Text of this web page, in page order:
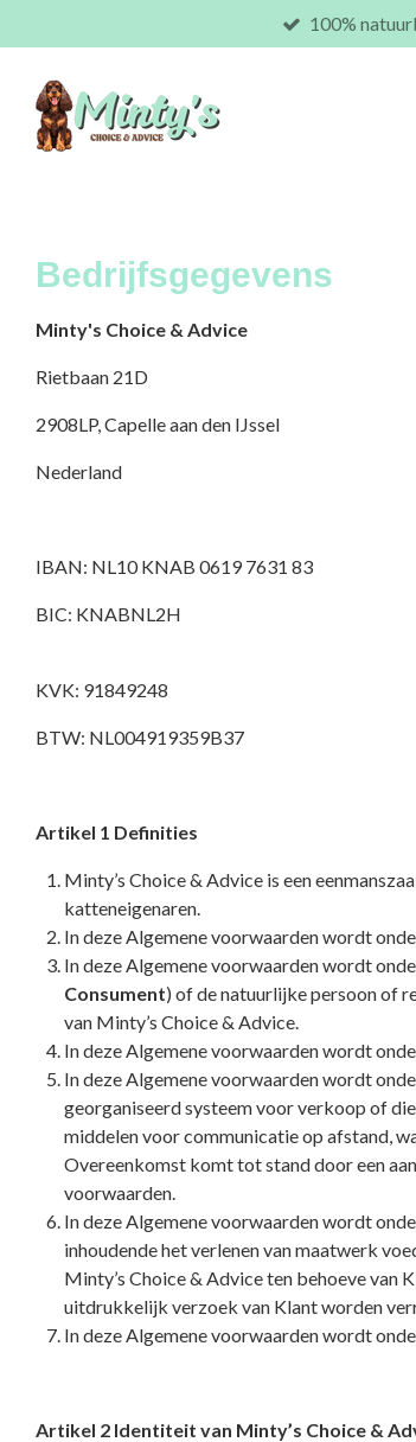
direct
naar
hoofdinhoud
100%
Bedrijfsgegevens
Minty's Choice & Advice
Rietbaan 21D
2908LP, Capelle aan den IJssel
Nederland
IBAN: NL10 KNAB 0619 7631 83
BIC: KNABNL2H
KVK: 91849248
BTW: NL004919359B37
Artikel 1 Definities
Minty’s Choice & Advice is een
katteneigenaren.
In deze Algemene voorwaarden wordt
In deze Algemene voorwaarden wordt
Consument) of de natuurlijke persoon of
van Minty’s Choice & Advice.
In deze Algemene voorwaarden wordt
In deze Algemene voorwaarden wordt
georganiseerd systeem voor verkoop of
middelen voor communicatie op afstand,
Overeenkomst komt tot stand door een
voorwaarden.
In deze Algemene voorwaarden wordt
inhoudende het verlenen van maatwerk
Minty’s Choice & Advice ten behoeve van
uitdrukkelijk verzoek van Klant worden
In deze Algemene voorwaarden wordt
Artikel 2 Identiteit van Minty’s Choice &